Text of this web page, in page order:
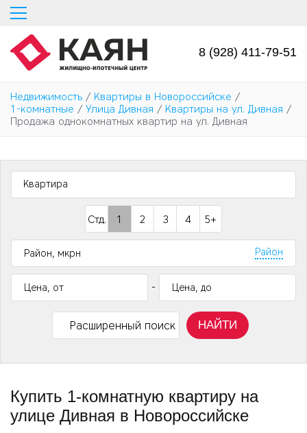
Перейти
основному
содержанию
8 (928) 411-79-51
Недвижимость / Квартиры в Новороссийске /
1-комнатные / Улица Дивная / Квартиры на ул. Дивная /
Продажа однокомнатных квартир на ул. Дивная
Квартира
Стд. 1 2 3 4 5+
Район
-
Расширенный поиск НАЙТИ
Купить 1-комнатную квартиру на
улице Дивная в Новороссийске